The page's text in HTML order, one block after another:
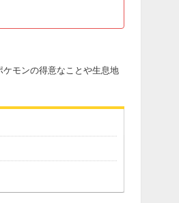
モンの得意なことや生息地